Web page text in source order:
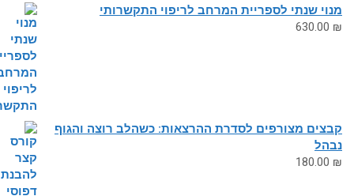
שנתי לספריית המרחב לריפוי התקשרותי
מצורפים לסדרת ההרצאות: כשהלב רוצה והגוף